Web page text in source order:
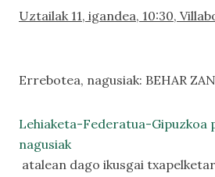
Uztailak 11, igandea, 10:30,
Errebotea, nagusiak: BEHAR
Lehiaketa-Federatua-Gipuzkoa
nagusiak
atalean dago ikusgai